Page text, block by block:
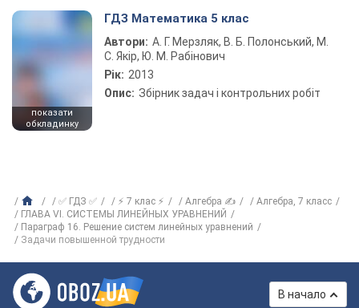
показати
обкладинку
ГДЗ Математика 5 клас
Автори: А. Г. Мерзляк, В. Б. Полонський, М.
С. Якір, Ю. М. Рабінович
Рік: 2013
Опис: Збірник задач і контрольних робіт
✅ ГДЗ ✅ ⚡ 7 клас ⚡ Алгебра ✍
Алгебра, 7 класс
ГЛАВА VI. СИСТЕМЫ ЛИНЕЙНЫХ УРАВНЕНИЙ
Параграф 16. Решение систем линейных уравнений
Задачи повышенной трудности
В начало